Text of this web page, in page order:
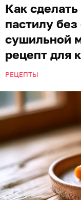
Как
пастилу
сушильной
рецепт для
РЕЦЕПТЫ